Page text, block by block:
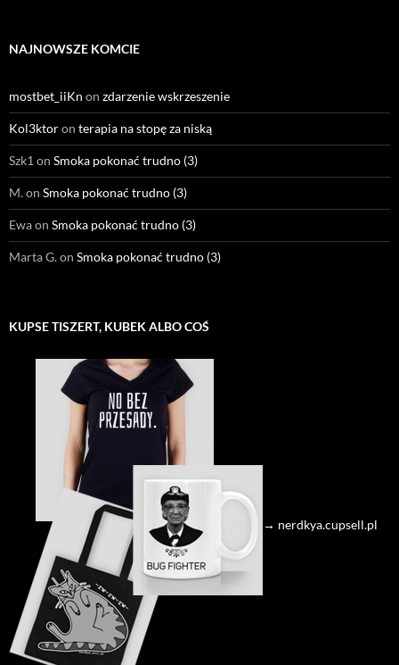
NAJNOWSZE KOMCIE
mostbet_iiKn on zdarzenie wskrzeszenie
Kol3ktoron terapia na stopę za niską
Szk1on Smoka pokonać trudno (3)
M.on Smoka pokonać trudno (3)
Ewaon Smoka pokonać trudno (3)
Marta G.on Smoka pokonać trudno (3)
KUPSE TISZERT, KUBEK ALBO COŚ
→ nerdkya.cupsell.pl